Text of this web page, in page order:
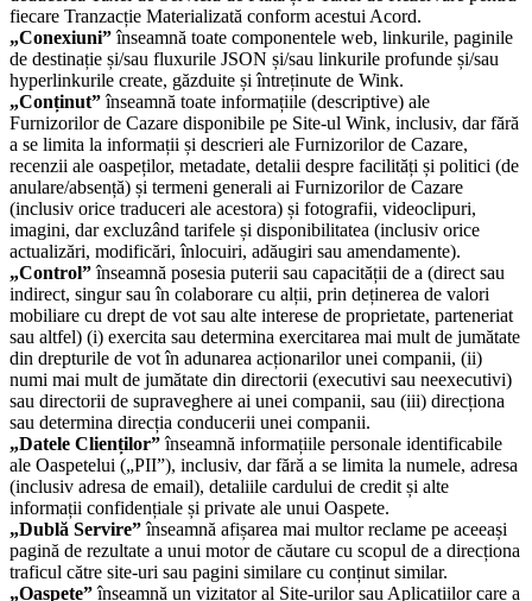
fiecare Tranzacție Materializată conform acestui Acord.
„Conexiuni”înseamnă toate componentele web, linkurile, paginile
de destinație și/sau fluxurile JSON și/sau linkurile profunde și/sau
hyperlinkurile create, găzduite și întreținute de Wink.
„Conținut”înseamnă toate informațiile (descriptive) ale
Furnizorilor de Cazare disponibile pe Site-ul Wink, inclusiv, dar fără
a se limita la informații și descrieri ale Furnizorilor de Cazare,
recenzii ale oaspeților, metadate, detalii despre facilități și politici (de
anulare/absență) și termeni generali ai Furnizorilor de Cazare
(inclusiv orice traduceri ale acestora) și fotografii, videoclipuri,
imagini, dar excluzând tarifele și disponibilitatea (inclusiv orice
actualizări, modificări, înlocuiri, adăugiri sau amendamente).
„Control”înseamnă posesia puterii sau capacității de a (direct sau
indirect, singur sau în colaborare cu alții, prin deținerea de valori
mobiliare cu drept de vot sau alte interese de proprietate, parteneriat
sau altfel) (i) exercita sau determina exercitarea mai mult de jumătate
din drepturile de vot în adunarea acționarilor unei companii, (ii)
numi mai mult de jumătate din directorii (executivi sau neexecutivi)
sau directorii de supraveghere ai unei companii, sau (iii) direcționa
sau determina direcția conducerii unei companii.
„Datele Clienților”înseamnă informațiile personale identificabile
ale Oaspetelui („PII”), inclusiv, dar fără a se limita la numele, adresa
(inclusiv adresa de email), detaliile cardului de credit și alte
informații confidențiale și private ale unui Oaspete.
„Dublă Servire”înseamnă afișarea mai multor reclame pe aceeași
pagină de rezultate a unui motor de căutare cu scopul de a direcționa
traficul către site-uri sau pagini similare cu conținut similar.
„Oaspete”înseamnă un vizitator al Site-urilor sau Aplicațiilor care a